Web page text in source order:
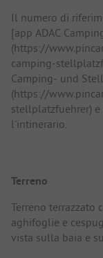
Il numero di
[app ADAC
(https://
camping-
Camping- und
(https://
stellplatzfuehrer)
l'intinerario.
Terreno
Terreno terrazzato
aghifoglie e
vista sulla baia e